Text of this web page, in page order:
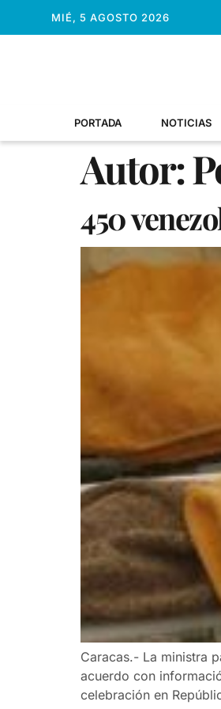
MIÉ, 5 AGOSTO 2026
PORTADA NOTICIAS
Autor:
450
Caracas.- La ministra
acuerdo con
celebración en